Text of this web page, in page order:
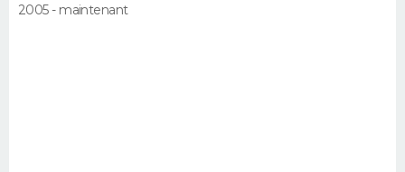
2005 - maintenant